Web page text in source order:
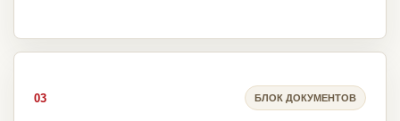
03 БЛОК ДОКУМЕНТОВ